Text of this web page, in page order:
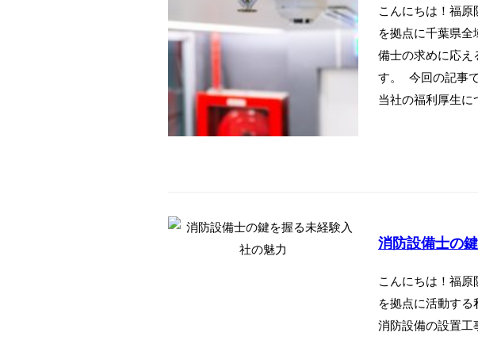
こんにちは！福
を拠点に千葉県
備士の求めに応え
す。 今回の記事
当社の福利厚生
消防設備士の
こんにちは！福
を拠点に活動す
消防設備の設置工